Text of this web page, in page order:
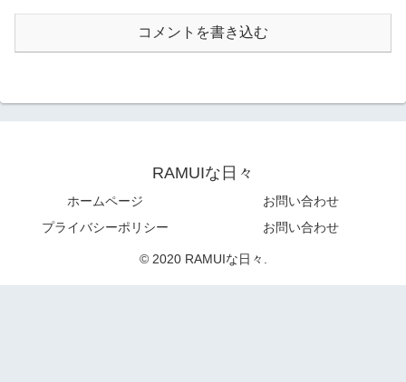
コメントを書き込む
RAMUIな日々
ホームページ
お問い合わせ
プライバシーポリシー
お問い合わせ
© 2020 RAMUIな日々.